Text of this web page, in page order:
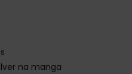
na manga